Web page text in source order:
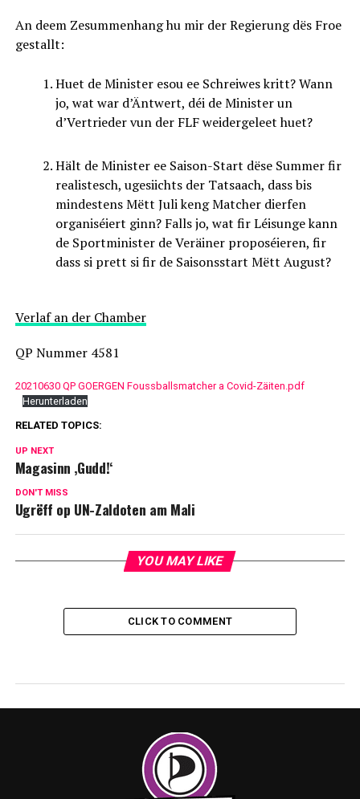
An deem Zesummenhang hu mir der Regierung dës Froe
gestallt:
Huet de Minister esou ee Schreiwes kritt? Wann
jo, wat war d’Äntwert, déi de Minister un
d’Vertrieder vun der FLF weidergeleet huet?
Hält de Minister ee Saison-Start dëse Summer fir
realistesch, ugesiichts der Tatsaach, dass bis
mindestens Mëtt Juli keng Matcher dierfen
organiséiert ginn? Falls jo, wat fir Léisunge kann
de Sportminister de Veräiner proposéieren, fir
dass si prett si fir de Saisonsstart Mëtt August?
Verlaf an der Chamber
QP Nummer 4581
20210630 QP GOERGEN Foussballsmatcher a Covid-Zäiten.pdf
Herunterladen
RELATED TOPICS:
UP NEXT
Magasinn ‚Gudd!‘
DON'T MISS
Ugrëff op UN-Zaldoten am Mali
YOU MAY LIKE
CLICK TO COMMENT